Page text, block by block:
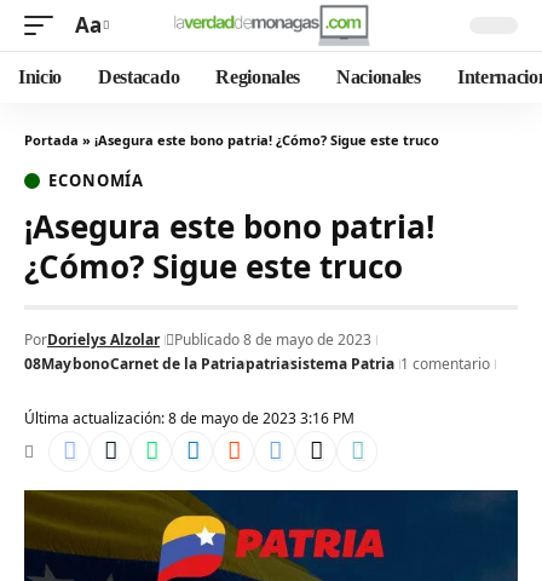
Aa
Inicio Destacado Regionales Nacionales
Portada » ¡Asegura este bono patria! ¿Cómo? Sigue este truco
ECONOMÍA
¡Asegura este bono patria!
¿Cómo? Sigue este truco
Última actualización: 8 de mayo de 2023 3:16 PM
PorDorielys Alzolar
Publicado 8 de mayo de 2023
08MaybonoCarnet de la Patriapatriasistema Patria 1 comentario